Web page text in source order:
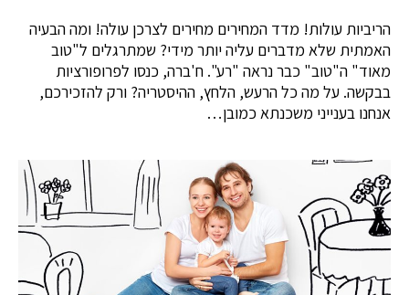
הריביות עולות! מדד המחירים מחירים לצרכן עולה! ומה הבעיה
האמתית שלא מדברים עליה יותר מידי? שמתרגלים ל"טוב
מאוד" ה"טוב" כבר נראה "רע". ח'ברה, כנסו לפרופורציות
בבקשה. על מה כל הרעש, הלחץ, ההיסטריה? ורק להזכירכם,
אנחנו בענייני משכנתא כמובן…